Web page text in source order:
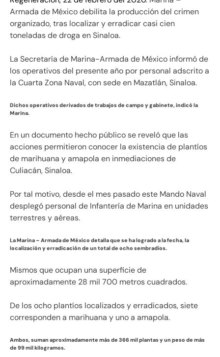
Armada de México debilita la producción del crimen
organizado, tras localizar y erradicar casi cien
toneladas de droga en Sinaloa.
La Secretaría de Marina-Armada de México informó de
los operativos del presente año por personal adscrito a
la Cuarta Zona Naval, con sede en Mazatlán, Sinaloa.
Dichos operativos derivados de trabajos de campo y gabinete, indicó la
Marina.
En un documento hecho público se reveló que las
acciones permitieron conocer la existencia de plantíos
de marihuana y amapola en inmediaciones de
Culiacán, Sinaloa.
Por tal motivo, desde el mes pasado este Mando Naval
desplegó personal de Infantería de Marina en unidades
terrestres y aéreas.
La Marina – Armada de México detalla que se ha logrado a la fecha, la
localización y erradicación de un total de ocho sembradíos.
Mismos que ocupan una superficie de
aproximadamente 28 mil 700 metros cuadrados.
De los ocho plantíos localizados y erradicados, siete
corresponden a marihuana y uno a amapola.
Ambos, suman aproximadamente más de 366 mil plantas y un peso de más
de 99 mil kilogramos.